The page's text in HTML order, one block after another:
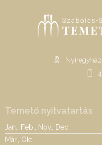
Temető nyitvatartás
Jan., Feb., Nov., Dec.
Már., Okt.